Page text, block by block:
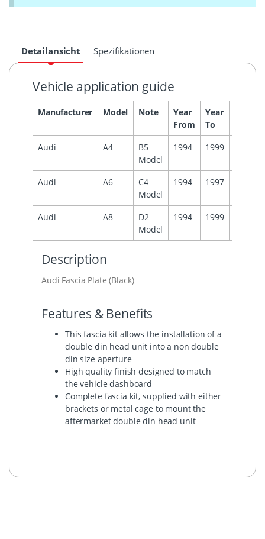
Detailansicht Spezifikationen
Vehicle application guide
Manufacturer Model Note
Year
From
Year
To
Audi A4
B5
Model
1994 1999
Audi A6
C4
Model
1994 1997
Audi A8
D2
Model
1994 1999
Description
Audi Fascia Plate (Black)
Features & Benefits
This fascia kit allows the installation of a
double din head unit into a non double
din size aperture
High quality finish designed to match
the vehicle dashboard
Complete fascia kit, supplied with either
brackets or metal cage to mount the
aftermarket double din head unit